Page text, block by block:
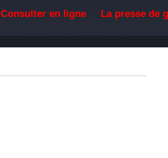
Consulter en ligne La presse de